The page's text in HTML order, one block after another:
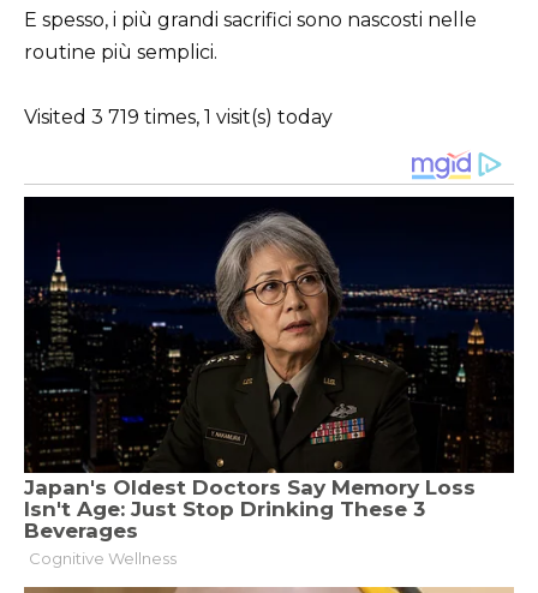
E spesso, i più grandi sacrifici sono nascosti nelle
routine più semplici.
Visited 3 719 times, 1 visit(s) today